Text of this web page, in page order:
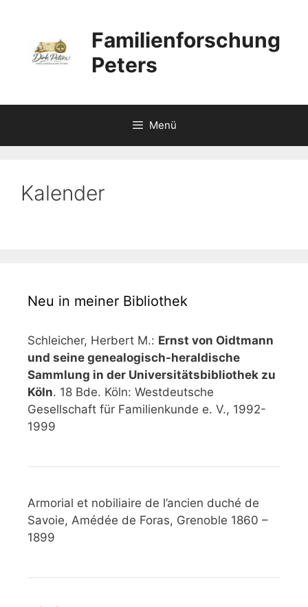
springen
Familienforschung
Peters
Menü
Kalender
Neu in meiner Bibliothek
Schleicher, Herbert M.: Ernst von Oidtmann
und seine genealogisch-heraldische
Sammlung in der Universitätsbibliothek zu
Köln. 18 Bde. Köln: Westdeutsche
Gesellschaft für Familienkunde e. V., 1992-
1999
Armorial et nobiliaire de l’ancien duché de
Savoie, Amédée de Foras, Grenoble 1860 –
1899